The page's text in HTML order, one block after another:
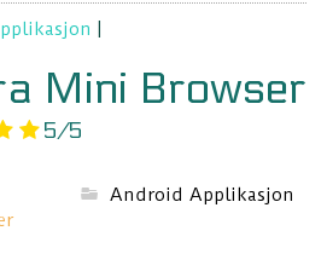
Mini Browser
5/5
Android Applikasjon